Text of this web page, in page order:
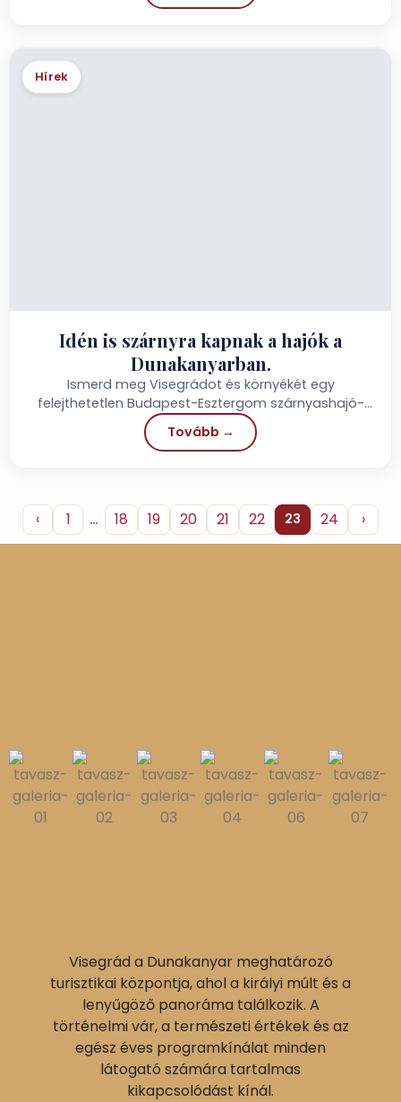
Hírek
Idén is szárnyra kapnak a hajók a
Dunakanyarban.
Ismerd meg Visegrádot és környékét egy
felejthetetlen Budapest-Esztergom szárnyashajó-
utazás során.
Tovább →
‹ 1 … 18 19 20 21 22 23 24 ›
Visegrád a Dunakanyar meghatározó
turisztikai központja, ahol a királyi múlt és a
lenyűgöző panoráma találkozik. A
történelmi vár, a természeti értékek és az
egész éves programkínálat minden
látogató számára tartalmas
kikapcsolódást kínál.